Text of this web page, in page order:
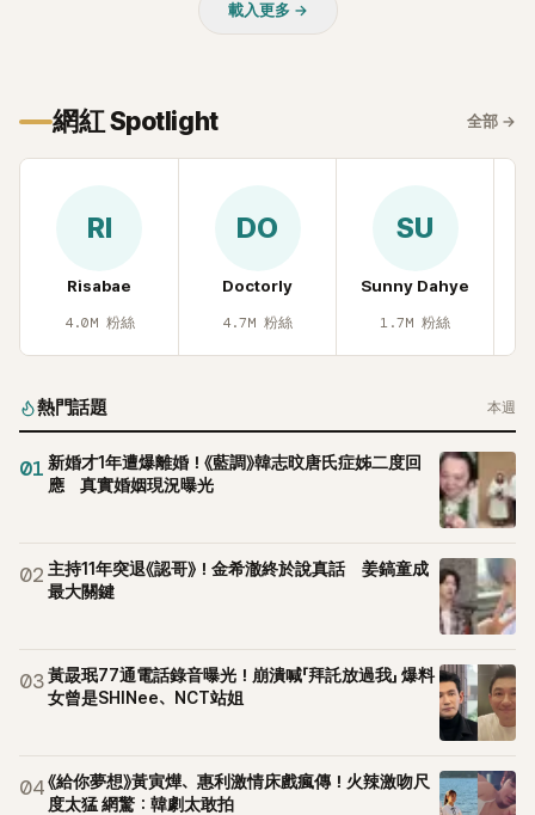
載入更多 →
網紅 Spotlight 全部 →
RI
Risabae
4.0M 粉絲
DO
Doctorly
4.7M 粉絲
SU
Sunny Dahye
1.7M 粉絲
熱門話題 本週
01 新婚才1年遭爆離婚！《藍調》韓志旼唐氏症姊二度回
應 真實婚姻現況曝光
02 主持11年突退《認哥》！金希澈終於說真話 姜鎬童成
最大關鍵
03黃晸珉77通電話錄音曝光！崩潰喊「拜託放過我」 爆料
女曾是SHINee、NCT站姐
04《給你夢想》黃寅燁、惠利激情床戲瘋傳！火辣激吻尺
度太猛 網驚：韓劇太敢拍